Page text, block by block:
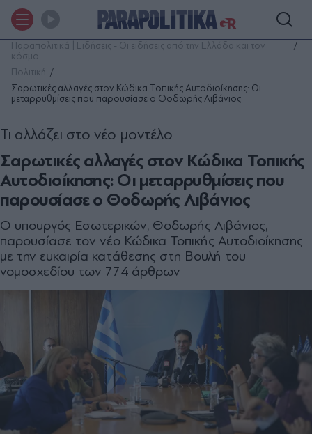
Παραπολιτικά | Ειδήσεις - Οι ειδήσεις από την Ελλάδα και τον
κόσμο
Πολιτική
Σαρωτικές αλλαγές στον Κώδικα Τοπικής Αυτοδιοίκησης: Οι
μεταρρυθμίσεις που παρουσίασε ο Θοδωρής Λιβάνιος
Σαρωτικές αλλαγές στον Κώδικα Τοπικής
Αυτοδιοίκησης: Οι μεταρρυθμίσεις που
παρουσίασε ο Θοδωρής Λιβάνιος
Τι αλλάζει στο νέο μοντέλο
Ο υπουργός Εσωτερικών, Θοδωρής Λιβάνιος,
παρουσίασε τον νέο Κώδικα Τοπικής Αυτοδιοίκησης
με την ευκαιρία κατάθεσης στη Βουλή του
νομοσχεδίου των 774 άρθρων